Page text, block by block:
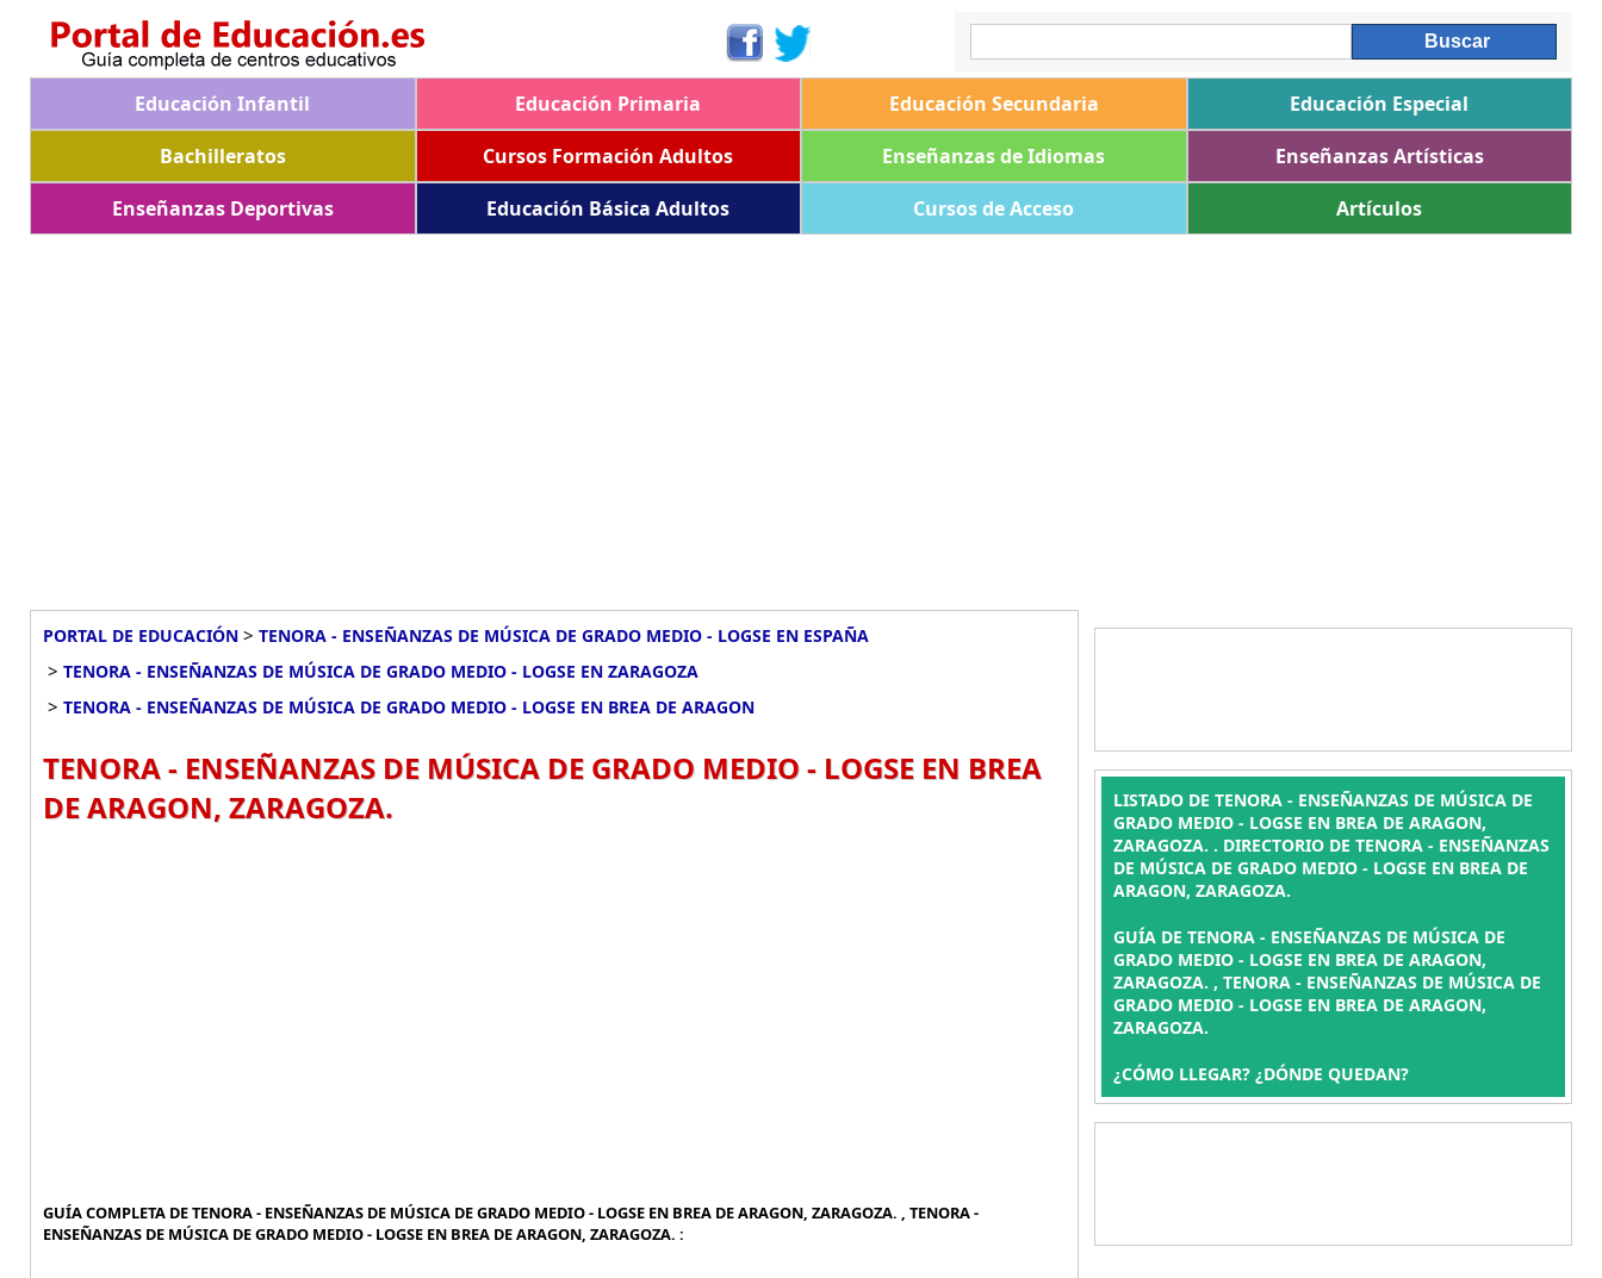
Educación Infantil Educación Primaria Educación Secundaria
Educación Especial
Bachilleratos
Cursos Formación Adultos Enseñanzas de Idiomas
Enseñanzas Artísticas
Enseñanzas Deportivas
Educación Básica Adultos Cursos de Acceso Artículos
PORTAL DE EDUCACIÓN > TENORA - ENSEÑANZAS DE MÚSICA DE GRADO MEDIO - LOGSE EN ESPAÑA
> TENORA - ENSEÑANZAS DE MÚSICA DE GRADO MEDIO - LOGSE EN ZARAGOZA
> TENORA - ENSEÑANZAS DE MÚSICA DE GRADO MEDIO - LOGSE EN BREA DE ARAGON
TENORA - ENSEÑANZAS DE MÚSICA DE GRADO MEDIO - LOGSE EN BREA
DE ARAGON, ZARAGOZA.
GUÍA COMPLETA DE TENORA - ENSEÑANZAS DE MÚSICA DE GRADO MEDIO - LOGSE EN BREA DE ARAGON, ZARAGOZA. , TENORA -
ENSEÑANZAS DE MÚSICA DE GRADO MEDIO - LOGSE EN BREA DE ARAGON, ZARAGOZA. :
LISTADO DE TENORA - ENSEÑANZAS DE MÚSICA DE
GRADO MEDIO - LOGSE EN BREA DE ARAGON,
ZARAGOZA. . DIRECTORIO DE TENORA - ENSEÑANZAS
DE MÚSICA DE GRADO MEDIO - LOGSE EN BREA DE
ARAGON, ZARAGOZA.
GUÍA DE TENORA - ENSEÑANZAS DE MÚSICA DE
GRADO MEDIO - LOGSE EN BREA DE ARAGON,
ZARAGOZA. , TENORA - ENSEÑANZAS DE MÚSICA DE
GRADO MEDIO - LOGSE EN BREA DE ARAGON,
ZARAGOZA.
¿CÓMO LLEGAR? ¿DÓNDE QUEDAN?